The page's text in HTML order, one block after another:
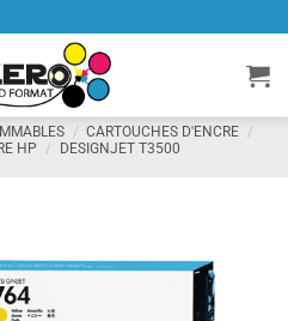
/ CARTOUCHES D'ENCRE /
HP / DESIGNJET T3500